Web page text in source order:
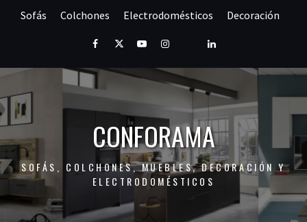
Sofás Colchones Electrodomésticos Decoración
FacebookTwitterYoutubeInstagramPinterestLinkedIn
CONFORAMA
SOFÁS, COLCHONES, MUEBLES, DECORACIÓN Y
ELECTRODOMÉSTICOS